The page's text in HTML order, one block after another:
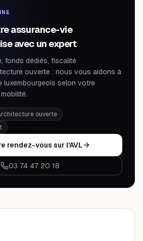
assurance-vie
avec un expert
fonds dédiés, fiscalité
ouverte : nous vous aidons à
luxembourgeois selon votre
ouverte
rendez-vous sur l'AVL
03 74 47 20 18